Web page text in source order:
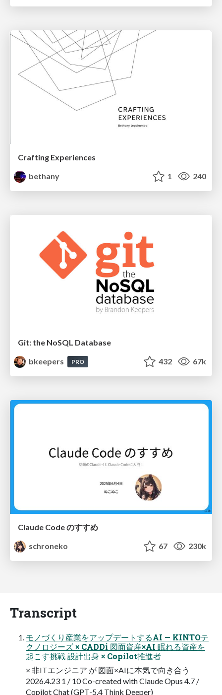
Crafting Experiences
bethany
1 240
Git: the NoSQL Database
bkeepers
PRO 432 67k
Claude Code のすすめ
schroneko
67 230k
Transcript
モノづくり産業をアップデートするAI — KINTOテ
クノロジーズ × CADDi 図面資産×AI 眠れる資産を
起こす挑戦 設計出身 × Copilot推進者
× 非ITエンジニア が 図面×AIに本気で向き合う
2026.4.23 1 / 10 Co-created with Claude Opus 4.7 /
Copilot Chat (GPT-5.4 Think Deeper)